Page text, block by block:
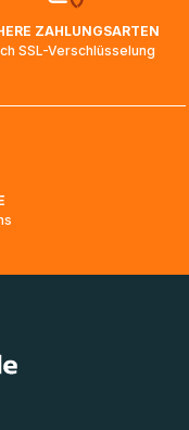
weiter
falls Ihr Paket
mehrere Tage
ZAHLUNGSARTEN
SSL-Verschlüsselung